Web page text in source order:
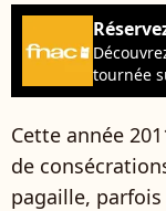
tournée
Cette année
de
pagaille,